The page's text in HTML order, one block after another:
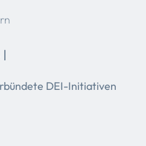
DEI-Initiativen